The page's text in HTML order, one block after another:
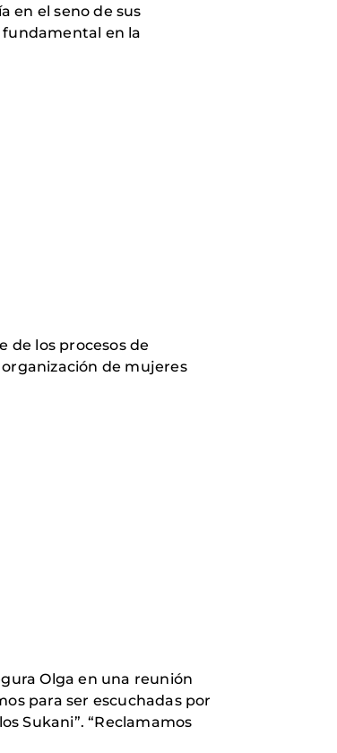
en el seno de sus
fundamental en la
de los procesos de
de mujeres
Olga en una reunión
para ser escuchadas por
Sukani”. “Reclamamos